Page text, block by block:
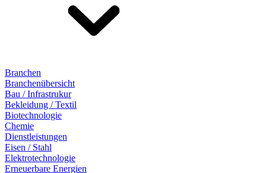
Branchen
Branchenübersicht
Bau / Infrastrukur
Bekleidung / Textil
Biotechnologie
Chemie
Dienstleistungen
Eisen / Stahl
Elektrotechnologie
Erneuerbare Energien